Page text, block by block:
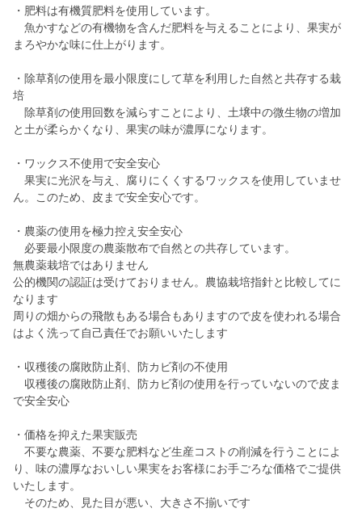
・肥料は有機質肥料を使用しています。
魚かすなどの有機物を含んだ肥料を与えることにより、果実が
まろやかな味に仕上がります。
・除草剤の使用を最小限度にして草を利用した自然と共存する栽
培
除草剤の使用回数を減らすことにより、土壌中の微生物の増加
と土が柔らかくなり、果実の味が濃厚になります。
・ワックス不使用で安全安心
果実に光沢を与え、腐りにくくするワックスを使用していませ
ん。このため、皮まで安全安心です。
・農薬の使用を極力控え安全安心
必要最小限度の農薬散布で自然との共存しています。
無農薬栽培ではありません
公的機関の認証は受けておりません。農協栽培指針と比較してに
なります
周りの畑からの飛散もある場合もありますので皮を使われる場合
はよく洗って自己責任でお願いいたします
・収穫後の腐敗防止剤、防カビ剤の不使用
収穫後の腐敗防止剤、防カビ剤の使用を行っていないので皮ま
で安全安心
・価格を抑えた果実販売
不要な農薬、不要な肥料など生産コストの削減を行うことによ
り、味の濃厚なおいしい果実をお客様にお手ごろな価格でご提供
いたします。
そのため、見た目が悪い、大きさ不揃いです